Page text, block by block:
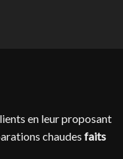
en leur proposant
chaudes faits